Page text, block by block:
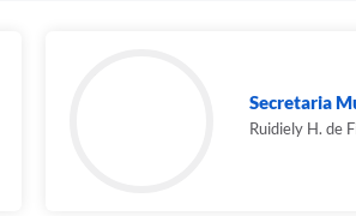
Secretaria
Ruidiely H. de